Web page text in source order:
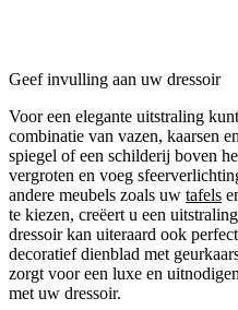
Geef invulling aan uw dressoir
Voor een elegante uitstraling
combinatie van vazen, kaarsen
spiegel of een schilderij boven
vergroten en voeg
andere meubels zoals uw tafels
te kiezen, creëert u een
dressoir kan uiteraard ook
decoratief dienblad met
zorgt voor een luxe en
met uw dressoir.